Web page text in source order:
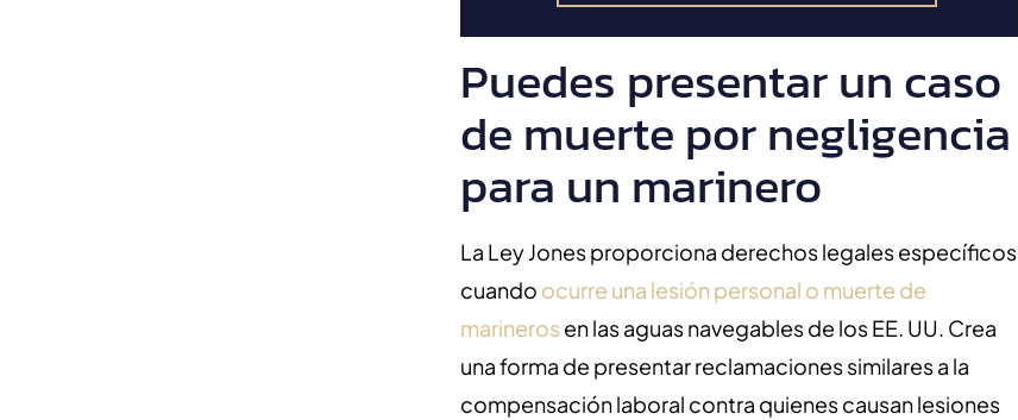
Puedes presentar un caso
de muerte por negligencia
para un marinero
La Ley Jones proporciona derechos legales específicos
cuando ocurre una lesión personal o muerte de
marineros en las aguas navegables de los EE. UU. Crea
una forma de presentar reclamaciones similares a la
compensación laboral contra quienes causan lesiones